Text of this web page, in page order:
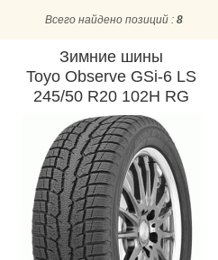
Всего найдено позиций : 8
Зимние шины
Toyo Observe GSi-6 LS
245/50 R20 102H RG